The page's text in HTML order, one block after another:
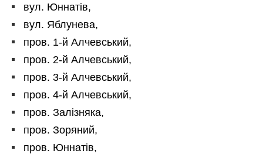
вул. Юннатів,
вул. Яблунева,
пров. 1-й Алчевський,
пров. 2-й Алчевський,
пров. 3-й Алчевський,
пров. 4-й Алчевський,
пров. Залізняка,
пров. Зоряний,
пров. Юннатів,